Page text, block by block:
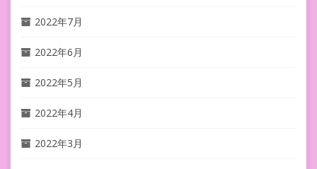
2022年7月
2022年6月
2022年5月
2022年4月
2022年3月